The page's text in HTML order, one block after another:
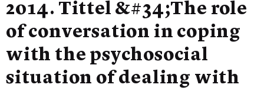
2014. Tittel &#34;The role
of conversation in coping
with the psychosocial
situation of dealing with